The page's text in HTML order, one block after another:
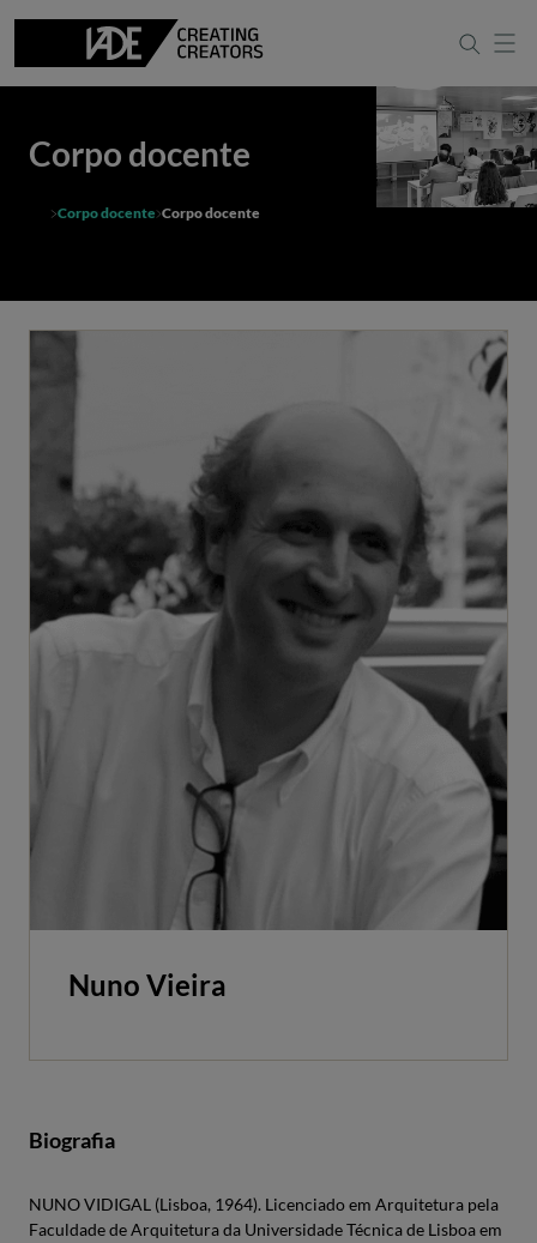
Corpo docente
Corpo docente Corpo docente
Nuno Vieira
Biografia
NUNO VIDIGAL (Lisboa, 1964). Licenciado em Arquitetura pela
Faculdade de Arquitetura da Universidade Técnica de Lisboa em